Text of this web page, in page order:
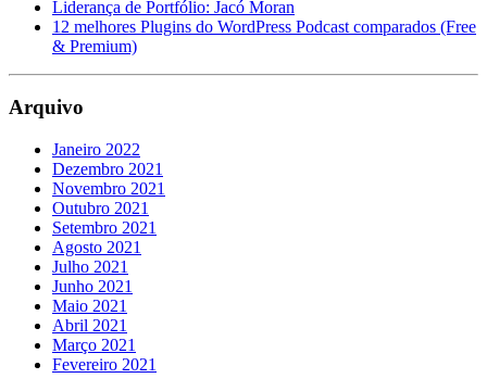
Liderança de Portfólio: Jacó Moran
12 melhores Plugins do WordPress Podcast comparados (Free
& Premium)
Arquivo
Janeiro 2022
Dezembro 2021
Novembro 2021
Outubro 2021
Setembro 2021
Agosto 2021
Julho 2021
Junho 2021
Maio 2021
Abril 2021
Março 2021
Fevereiro 2021